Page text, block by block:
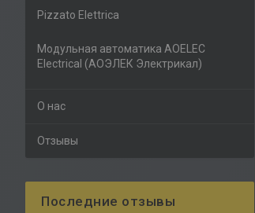
Pizzato Elettrica
Модульная автоматика AOELEC
Electrical (АОЭЛЕК Электрикал)
О нас
Отзывы